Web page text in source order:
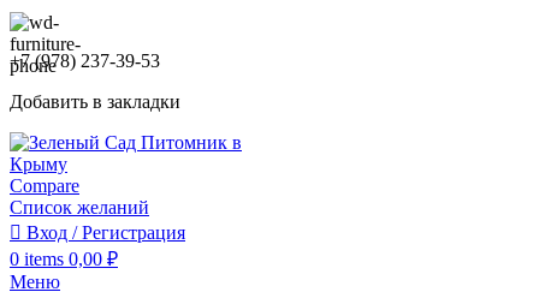
+7 (978) 237-39-53
Добавить в закладки
Compare
Список желаний
Вход / Регистрация
0 items 0,00 ₽
Меню